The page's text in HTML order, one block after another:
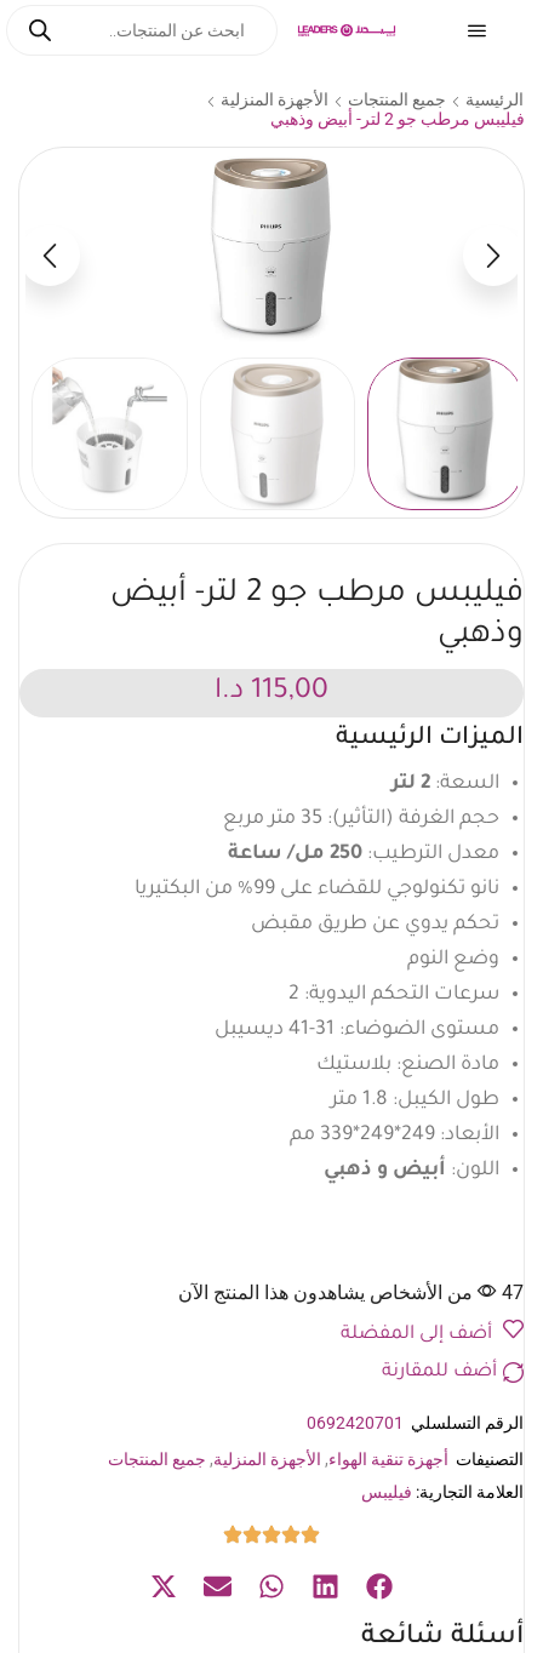
الرئيسية جميع المنتجات
الأجهزة المنزلية
فيليبس مرطب جو 2 لتر- أبيض وذهبي
فيليبس مرطب جو 2 لتر- أبيض
وذهبي
115,00 د.ا
الميزات الرئيسية
السعة: 2 لتر
حجم الغرفة (التأثير): 35 متر مربع
معدل الترطيب: 250 مل/ ساعة
نانو تكنولوجي للقضاء على 99% من البكتيريا
تحكم يدوي عن طريق مقبض
وضع النوم
سرعات التحكم اليدوية: 2
مستوى الضوضاء: 31-41 ديسيبل
مادة الصنع: بلاستيك
طول الكيبل: 1.8 متر
الأبعاد: 249*249*339 مم
اللون: أبيض و ذهبي
47 من الأشخاص يشاهدون هذا المنتج الآن
أضف إلى المفضلة
أضف للمقارنة
الرقم التسلسلي
0692420701
التصنيفات أجهزة تنقية الهواء, الأجهزة المنزلية, جميع المنتجات
العلامة التجارية: فيليبس
أسئلة شائعة